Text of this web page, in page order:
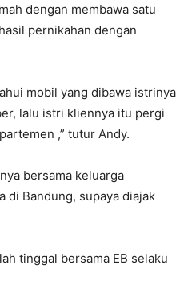
dengan membawa satu
pernikahan dengan
mobil yang dibawa istrinya
lalu istri kliennya itu pergi
,” tutur Andy.
bersama keluarga
di Bandung, supaya diajak
tinggal bersama EB selaku